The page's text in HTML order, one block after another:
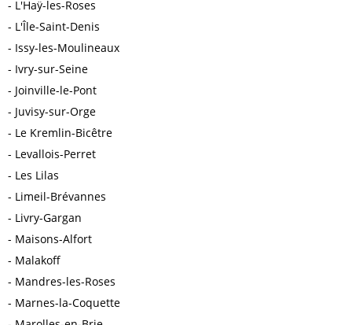
L'Haÿ-les-Roses
L'Île-Saint-Denis
Issy-les-Moulineaux
Ivry-sur-Seine
Joinville-le-Pont
Juvisy-sur-Orge
Le Kremlin-Bicêtre
Levallois-Perret
Les Lilas
Limeil-Brévannes
Livry-Gargan
Maisons-Alfort
Malakoff
Mandres-les-Roses
Marnes-la-Coquette